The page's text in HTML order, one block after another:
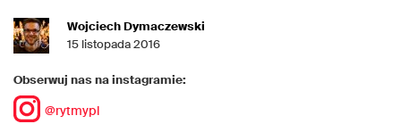
Wojciech Dymaczewski
15 listopada 2016
Obserwuj nas na instagramie:
@rytmypl